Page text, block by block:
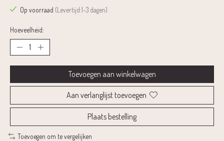
Op voorraad (Levertijd:1-3 dagen)
Hoeveelheid:
Toevoegen aan winkelwagen
Aan verlanglijst toevoegen
Plaats bestelling
Toevoegen om te vergelijken